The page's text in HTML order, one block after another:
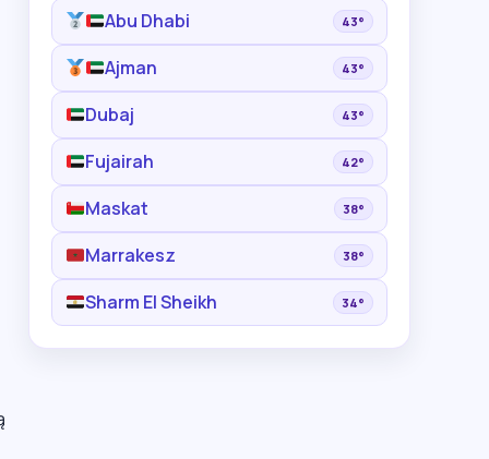
Abu Dhabi 43°
Ajman 43°
Dubaj 43°
Fujairah 42°
Maskat 38°
Marrakesz 38°
Sharm El Sheikh 34°